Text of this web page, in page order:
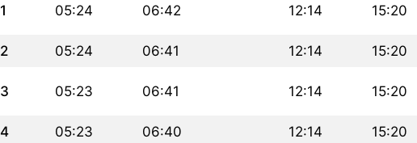
1 05:24 06:42 12:14 15:20
2 05:24 06:41 12:14 15:20
3 05:23 06:41 12:14 15:20
4 05:23 06:40 12:14 15:20